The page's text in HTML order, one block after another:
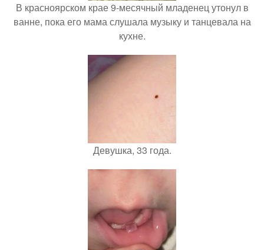
В красноярском крае 9-месячный младенец утонул в
ванне, пока его мама слушала музыку и танцевала на
кухне.
Девушка, 33 года.